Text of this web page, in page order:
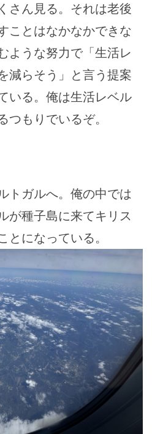
さん見る。それは老後
ことはなかなかできな
ような努力で「生活レ
減らそう」と言う提案
いる。俺は生活レベル
つもりでいるぞ。
トガルへ。俺の中では
が種子島に来てキリス
とになっている。